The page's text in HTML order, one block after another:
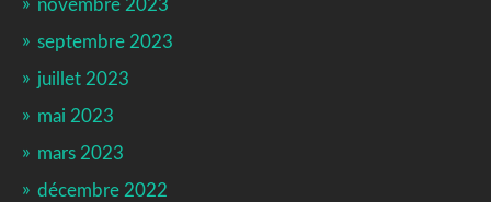
novembre 2023
septembre 2023
juillet 2023
mai 2023
mars 2023
décembre 2022